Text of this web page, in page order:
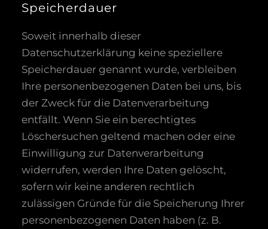
Speicherdauer
Soweit innerhalb dieser
Datenschutzerklärung keine speziellere
Speicherdauer genannt wurde, verbleiben
Ihre personenbezogenen Daten bei uns, bis
der Zweck für die Datenverarbeitung
entfällt. Wenn Sie ein berechtigtes
Löschersuchen geltend machen oder eine
Einwilligung zur Datenverarbeitung
widerrufen, werden Ihre Daten gelöscht,
sofern wir keine anderen rechtlich
zulässigen Gründe für die Speicherung Ihrer
personenbezogenen Daten haben (z. B.